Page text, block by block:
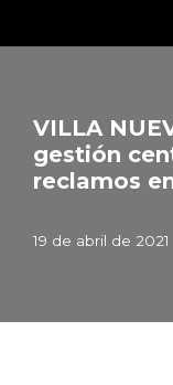
VILLA
gestión
reclamos
19 de abril de 2021